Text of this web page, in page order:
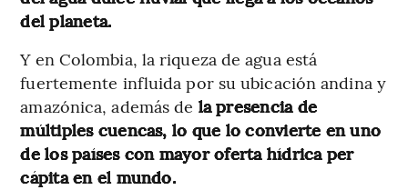
del planeta.
Y en Colombia, la riqueza de agua está
fuertemente influida por su ubicación andina y
amazónica, además de la presencia de
múltiples cuencas, lo que lo convierte en uno
de los países con mayor oferta hídrica per
cápita en el mundo.